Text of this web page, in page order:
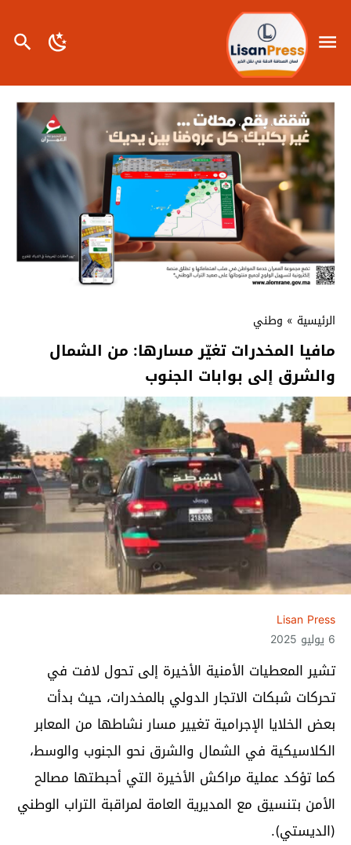
الرئيسية » وطني
مافيا المخدرات تغيّر مسارها: من الشمال
والشرق إلى بوابات الجنوب
Lisan Press
6 يوليو 2025
تشير المعطيات الأمنية الأخيرة إلى تحول لافت في
تحركات شبكات الاتجار الدولي بالمخدرات، حيث بدأت
بعض الخلايا الإجرامية تغيير مسار نشاطها من المعابر
الكلاسيكية في الشمال والشرق نحو الجنوب والوسط،
كما تؤكد عملية مراكش الأخيرة التي أحبطتها مصالح
الأمن بتنسيق مع المديرية العامة لمراقبة التراب الوطني
(الديستي).